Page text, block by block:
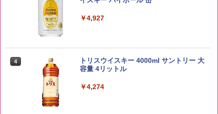
米 5kg
￥4,927
4
トリスウイスキー 4000ml サントリー 大
容量 4リットル
￥4,274